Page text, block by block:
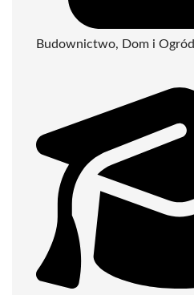
Budownictwo, Dom i Ogród